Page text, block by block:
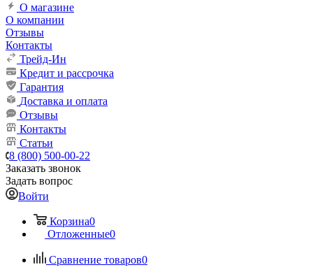
О магазине
О компании
Отзывы
Контакты
Трейд-Ин
Кредит и рассрочка
Гарантия
Доставка и оплата
Отзывы
Контакты
Статьи
8 (800) 500-00-22
Заказать звонок
Задать вопрос
Войти
Корзина0
Отложенные0
Сравнение товаров0